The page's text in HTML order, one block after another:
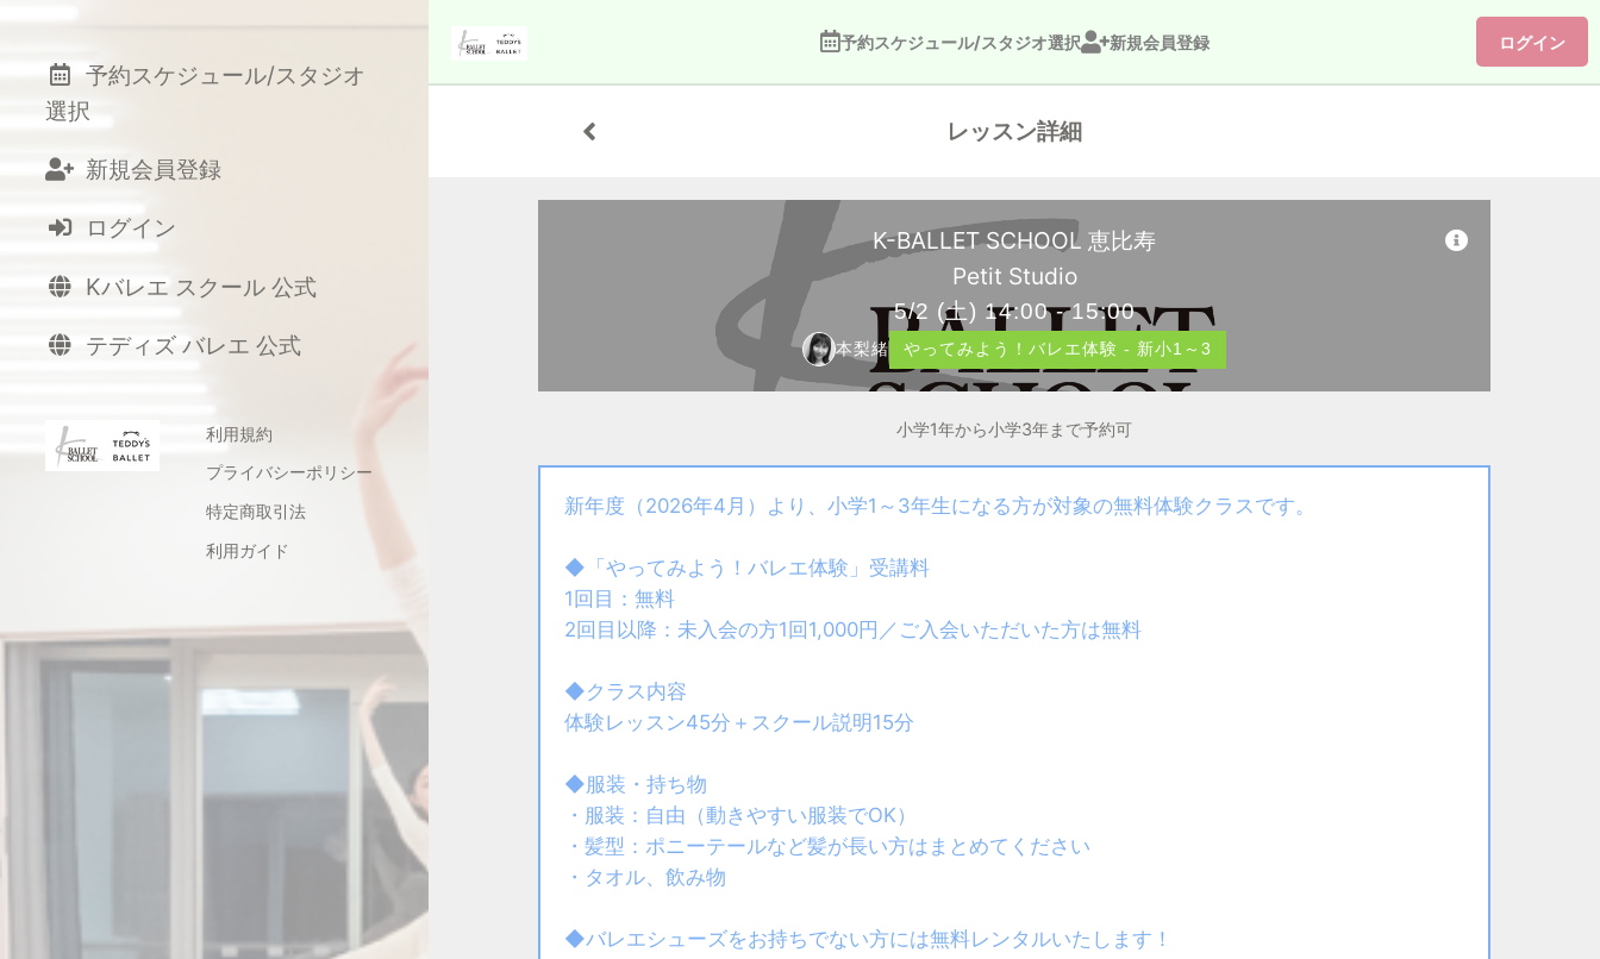
予約スケジュール/スタジオ選択 新規会員登録 ログイン
レッスン詳細
K-BALLET SCHOOL 恵比寿
Petit Studio
5/2 (土) 14:00 - 15:00
本梨緒 やってみよう！バレエ体験 - 新小1～3
小学1年から小学3年まで予約可
新年度（2026年4月）より、小学1～3年生になる方が対象の無料体験クラスです。
◆「やってみよう！バレエ体験」受講料
1回目：無料
2回目以降：未入会の方1回1,000円／ご入会いただいた方は無料
◆クラス内容
体験レッスン45分＋スクール説明15分
◆服装・持ち物
・服装：自由（動きやすい服装でOK）
・髪型：ポニーテールなど髪が長い方はまとめてください
・タオル、飲み物
◆バレエシューズをお持ちでない方には無料レンタルいたします！
予約スケジュール/スタジオ
選択
新規会員登録
ログイン
Kバレエ スクール 公式
テディズ バレエ 公式
利用規約
プライバシーポリシー
特定商取引法
利用ガイド